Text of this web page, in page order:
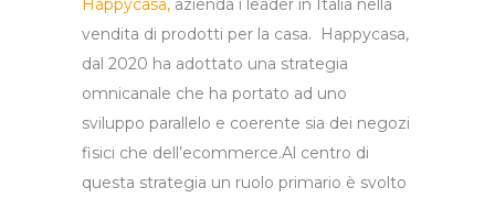
Happycasa, azienda i leader in Italia nella
vendita di prodotti per la casa. Happycasa,
dal 2020 ha adottato una strategia
omnicanale che ha portato ad uno
sviluppo parallelo e coerente sia dei negozi
fisici che dell’ecommerce.Al centro di
questa strategia un ruolo primario è svolto